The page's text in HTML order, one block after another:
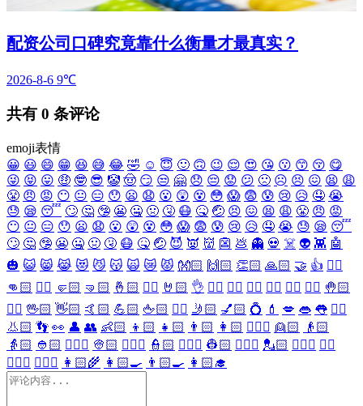
配资公司口碑究竟靠什么衡量才最真实？
2026-8-6 9℃
共有 0 条评论
emoji表情
😀 😃 😄 😁 😆 😅 😂 🤣 ☺️ 😇 🙂 🙃 😉 😌 😍 😘 😗 😙 😚 😋
😜 😝 😛 🤑 🤓 😎 🤡 🤠 😏 😒 🤗 😞 😔 😟 😕 🙁 ☹️ 😣 😖 😫 😩
😤 😠 😡 😶 😐 😑 😯 😦 😧 😮 😲 😵 😳 😱 😨 😰 😢 😥 🤤 😭
😓 😪 😴 🙄 🤔 🤥 😬 🤐 🤢 🤧 😷 🤒 🤕 😣 😖 😫 😩 😤 😠 😡
😶 😐 😑 😯 😦 😧 😮 😲 😵 😳 😱 😨 😰 😢 😥 🤤 😭 😓 😪 😴
🙄 🤔 🤥 😬 🤐 🤢 🤧 😷 🤒 🤕 😈 👿 👹 👺 💩 👻 💀 ☠️ 👽 👾 🤖
🎃 😺 😸 😹 😻 😼 😽 🙀 😿 😾 👐🏻 🙌🏻 👏🏻 🙏🏻 🤝 👍 👎🏻
👊🏻 ✊🏻 🤛🏻 🤜🏻 🤞🏻 ✌🏻 🤘🏻 👌 👈🏻 👉🏻 👆🏻 👇🏻 ☝🏻 ✋🏻 🤚🏻
🖐🏻 🖖🏻 👋🏻 🤙🏻 💪🏻 🖕🏻 ✍🏻 🤳🏻 💅🏻 💍 💄 💋 👄 👅 👂🏻
👃🏻 👣 👀 👤 👥 👶🏻 👦🏻 👧🏻 👨🏻 👩🏻 👱🏻‍♀️ 👱🏻
👴🏻
👵🏻 👲🏻 👳🏻‍♀️ 👳🏻 👮🏻‍♀️ 👮🏻 👷🏻‍♀️ 👷🏻 💂🏻‍♀️ 💂🏻 🕵🏻‍♀️ 🕵🏻
👩🏻‍⚕️ 👨🏻‍⚕️ 👩🏻‍🌾 👩🏻‍🍳 👨🏻‍🍳 👩🏻‍🎓